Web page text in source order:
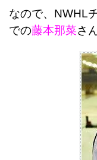
なので、NWHL
での藤本那菜さ